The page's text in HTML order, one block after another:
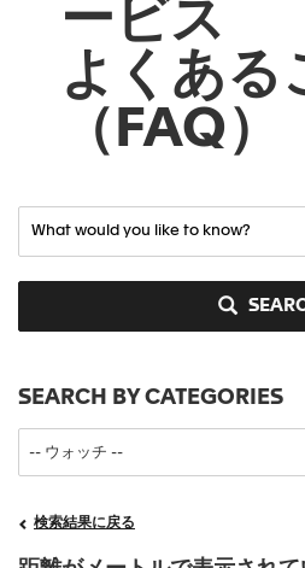
ービス
よくある
（FAQ）
SEARCH BY CATEGORIES
検索結果に戻る